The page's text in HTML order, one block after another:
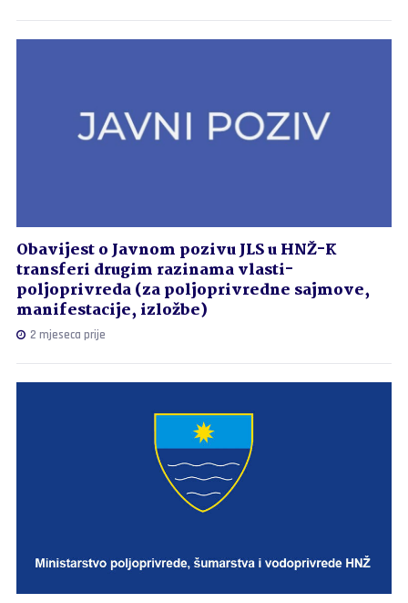
Obavijest o Javnom pozivu JLS u HNŽ-K
transferi drugim razinama vlasti-
poljoprivreda (za poljoprivredne sajmove,
manifestacije, izložbe)
2 mjeseca prije